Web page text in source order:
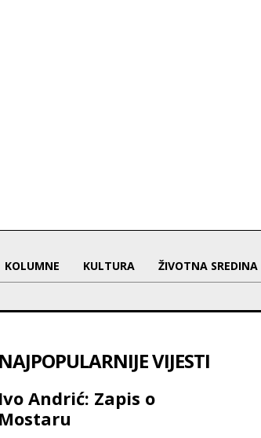
KOLUMNE KULTURA ŽIVOTNA SREDINA
NAJPOPULARNIJE VIJESTI
Ivo Andrić: Zapis o
Mostaru